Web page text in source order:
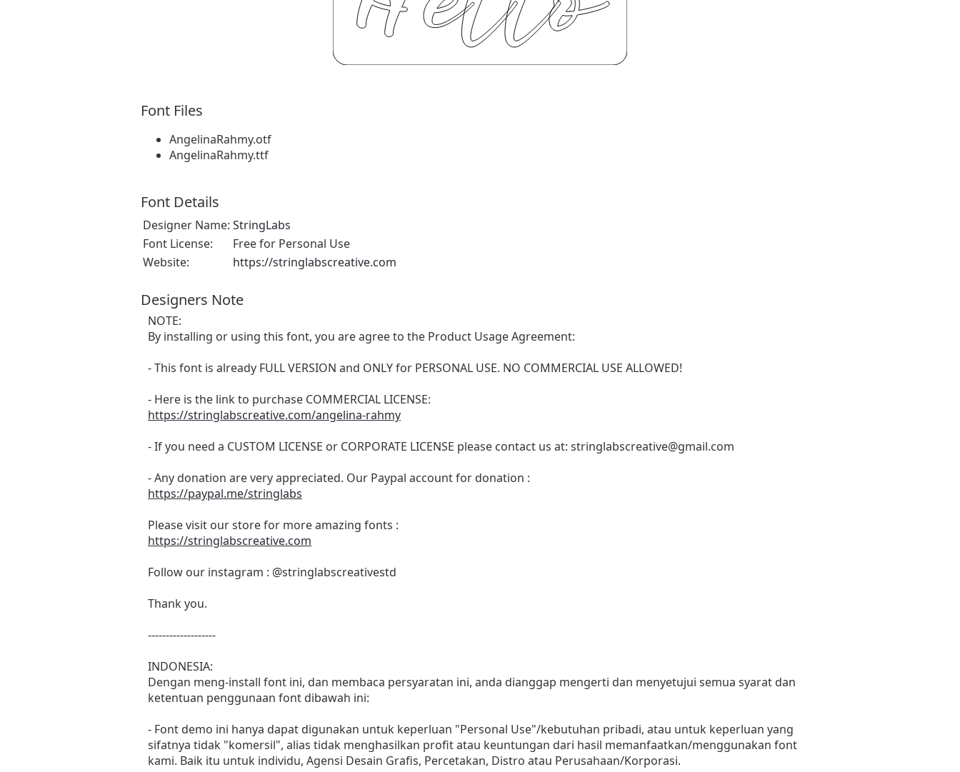
Font Files
AngelinaRahmy.otf
AngelinaRahmy.ttf
Font Details
Designer Name: StringLabs
Font License:
Free for Personal Use
Website:
https://stringlabscreative.com
Designers Note
NOTE:
By installing or using this font, you are agree to the Product Usage Agreement:
- This font is already FULL VERSION and ONLY for PERSONAL USE. NO COMMERCIAL USE ALLOWED!
- Here is the link to purchase COMMERCIAL LICENSE:
https://stringlabscreative.com/angelina-rahmy
- If you need a CUSTOM LICENSE or CORPORATE LICENSE please contact us at: stringlabscreative@gmail.com
- Any donation are very appreciated. Our Paypal account for donation :
https://paypal.me/stringlabs
Please visit our store for more amazing fonts :
https://stringlabscreative.com
Follow our instagram : @stringlabscreativestd
Thank you.
-------------------
INDONESIA:
Dengan meng-install font ini, dan membaca persyaratan ini, anda dianggap mengerti dan menyetujui semua syarat dan
ketentuan penggunaan font dibawah ini:
- Font demo ini hanya dapat digunakan untuk keperluan "Personal Use"/kebutuhan pribadi, atau untuk keperluan yang
sifatnya tidak "komersil", alias tidak menghasilkan profit atau keuntungan dari hasil memanfaatkan/menggunakan font
kami. Baik itu untuk individu, Agensi Desain Grafis, Percetakan, Distro atau Perusahaan/Korporasi.